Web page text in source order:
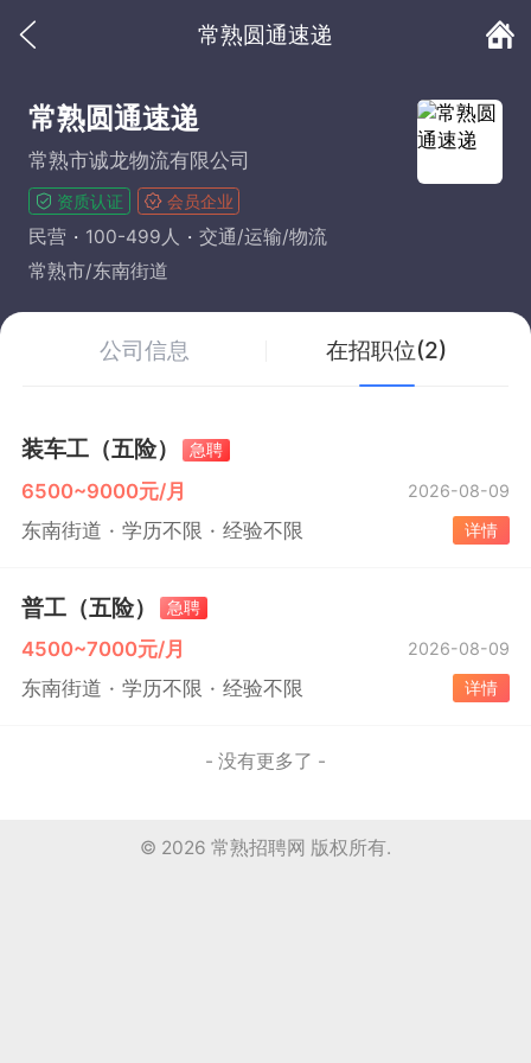
常熟圆通速递
常熟圆通速递
常熟市诚龙物流有限公司
资质认证 会员企业
民营 100-499人
交通/运输/物流
常熟市/东南街道
公司信息 在招职位(2)
装车工（五险） 急聘
6500~9000元/月 2026-08-09
东南街道 学历不限 经验不限 详情
普工（五险） 急聘
4500~7000元/月 2026-08-09
东南街道 学历不限 经验不限 详情
- 没有更多了 -
© 2026 常熟招聘网 版权所有.